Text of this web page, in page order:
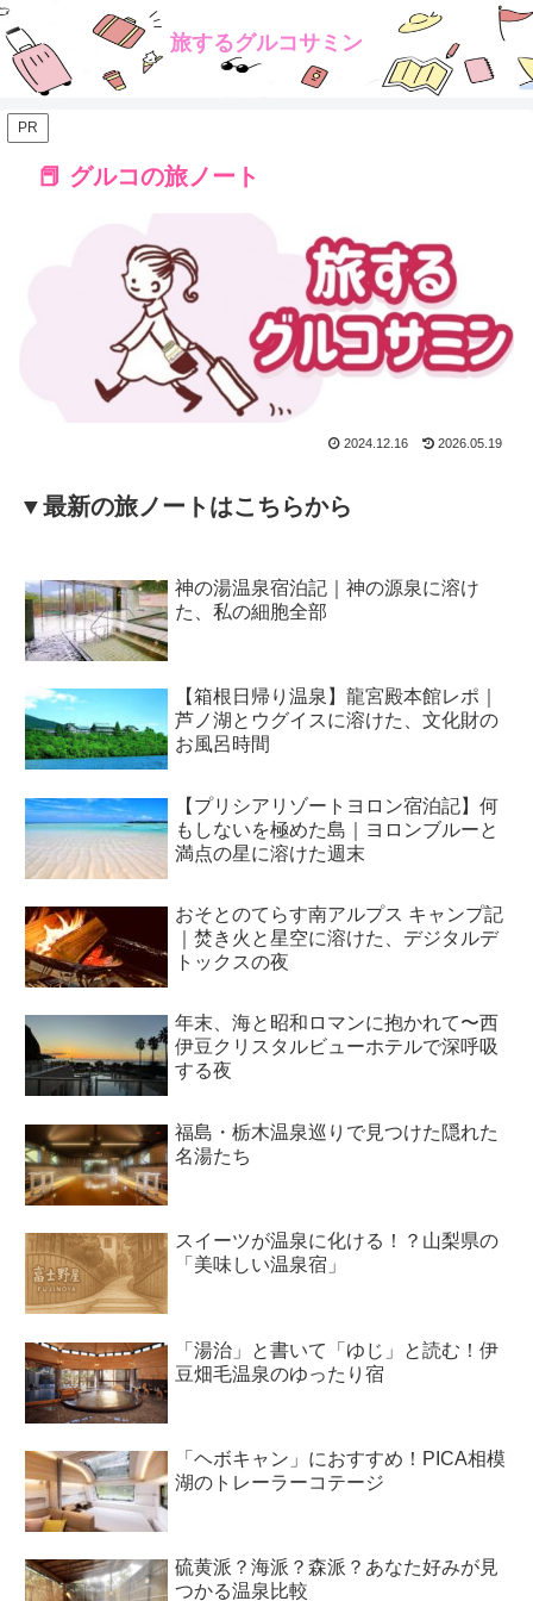
旅するグルコサミン
PR
📕 グルコの旅ノート
2024.12.16 2026.05.19
▼最新の旅ノートはこちらから
神の湯温泉宿泊記｜神の源泉に溶け
た、私の細胞全部
【箱根日帰り温泉】龍宮殿本館レポ｜
芦ノ湖とウグイスに溶けた、文化財の
お風呂時間
【プリシアリゾートヨロン宿泊記】何
もしないを極めた島｜ヨロンブルーと
満点の星に溶けた週末
おそとのてらす南アルプス キャンプ記
｜焚き火と星空に溶けた、デジタルデ
トックスの夜
年末、海と昭和ロマンに抱かれて〜西
伊豆クリスタルビューホテルで深呼吸
する夜
福島・栃木温泉巡りで見つけた隠れた
名湯たち
スイーツが温泉に化ける！？山梨県の
「美味しい温泉宿」
「湯治」と書いて「ゆじ」と読む！伊
豆畑毛温泉のゆったり宿
「ヘボキャン」におすすめ！PICA相模
湖のトレーラーコテージ
硫黄派？海派？森派？あなた好みが見
つかる温泉比較